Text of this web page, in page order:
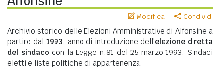
Modifica Condividi
Archivio storico delle Elezioni Amministrative di Alfonsine a
partire dal 1993, anno di introduzione dell'elezione diretta
del sindaco con la Legge n.81 del 25 marzo 1993. Sindaci
eletti e liste politiche di appartenenza.